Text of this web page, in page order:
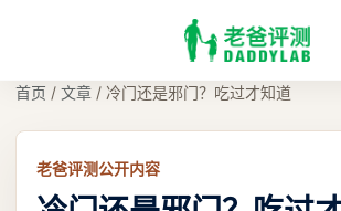
首页 / 文章 / 冷门还是邪门？吃过才知道
老爸评测公开内容